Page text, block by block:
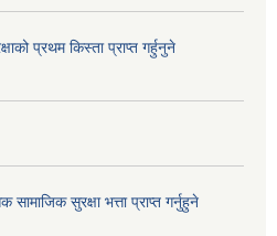
प्रथम किस्ता प्राप्त गर्हुनुने
सुरक्षा भत्ता प्राप्त गर्नुहुने